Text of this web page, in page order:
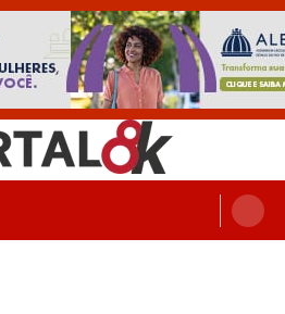
8K – Seu portal de